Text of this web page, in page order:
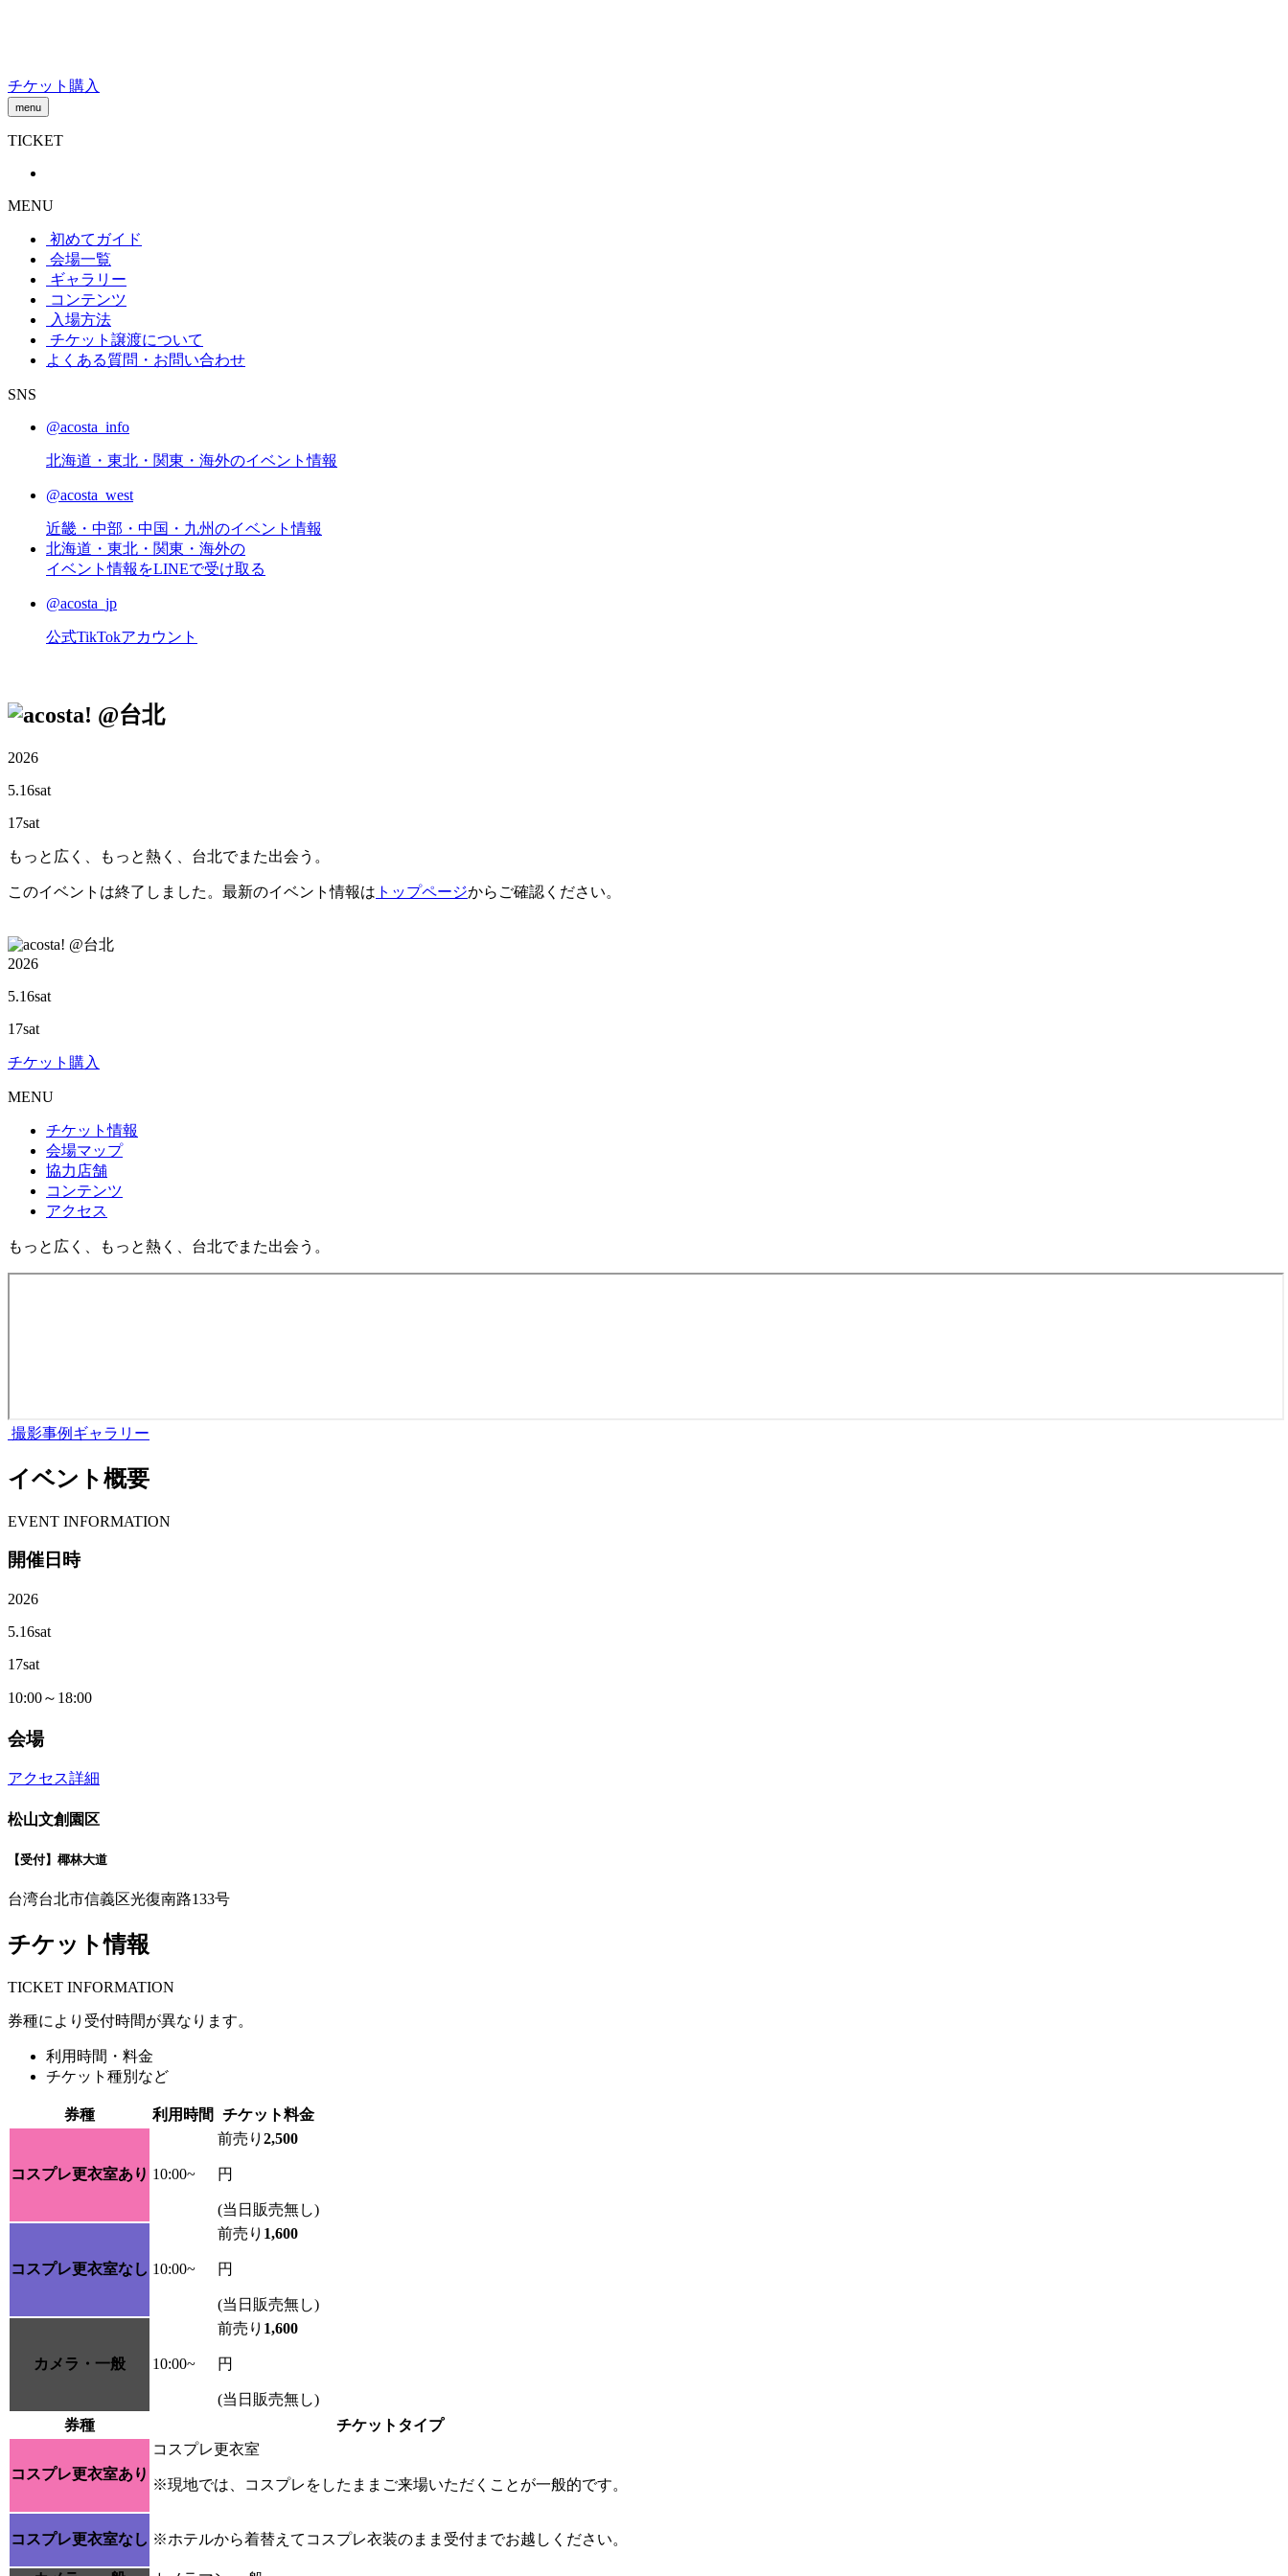
チケット購入
menu
TICKET
MENU
初めてガイド
会場一覧
ギャラリー
コンテンツ
入場方法
チケット譲渡について
よくある質問・お問い合わせ
SNS
@acosta_info
北海道・東北・関東・海外のイベント情報
@acosta_west
近畿・中部・中国・九州のイベント情報
北海道・東北・関東・海外の
イベント情報をLINEで受け取る
@acosta_jp
公式TikTokアカウント
@台北
2026
5.16sat
17sat
もっと広く、もっと熱く、台北でまた出会う。
このイベントは終了しました。最新のイベント情報は トップページからご確認ください。
@台北
2026
5.16sat
17sat
チケット購入
MENU
チケット情報
会場マップ
協力店舗
コンテンツ
アクセス
もっと広く、もっと熱く、台北でまた出会う。
撮影事例ギャラリー
イベント概要
EVENT INFORMATION
開催日時
2026
5.16sat
17sat
10:00～18:00
会場
アクセス詳細
松山文創園区
【受付】椰林大道
台湾台北市信義区光復南路133号
チケット情報
TICKET INFORMATION
券種により受付時間が異なります。
利用時間・料金
チケット種別など
券種 利用時間 チケット料金
コスプレ更衣室あり 10:00~
前売り 2,500
円
(当日販売無し)
コスプレ更衣室なし 10:00~
前売り 1,600
円
(当日販売無し)
カメラ・一般 10:00~
前売り 1,600
円
(当日販売無し)
券種
チケットタイプ
コスプレ更衣室あり
コスプレ更衣室
※現地では、コスプレをしたままご来場いただくことが一般的です。
コスプレ更衣室なし ※ホテルから着替えてコスプレ衣装のまま受付までお越しください。